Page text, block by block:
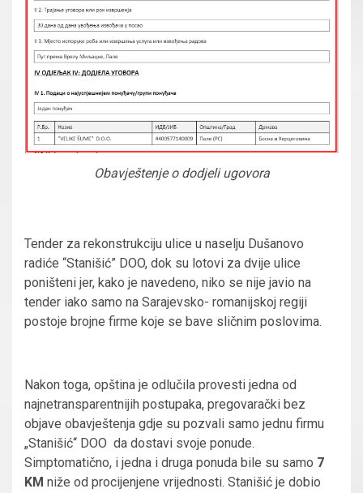
Obavještenje o dodjeli ugovora
Tender za rekonstrukciju ulice u naselju Dušanovo
radiće “Stanišić” DOO, dok su lotovi za dvije ulice
poništeni jer, kako je navedeno, niko se nije javio na
tender iako samo na Sarajevsko- romanijskoj regiji
postoje brojne firme koje se bave sličnim poslovima.
Nakon toga, opština je odlučila provesti jedna od
najnetransparentnijih postupaka, pregovarački bez
objave obavještenja gdje su pozvali samo jednu firmu
„Stanišić“ DOO da dostavi svoje ponude.
Simptomatično, i jedna i druga ponuda bile su samo 7
KM niže od procijenjene vrijednosti. Stanišić je dobio